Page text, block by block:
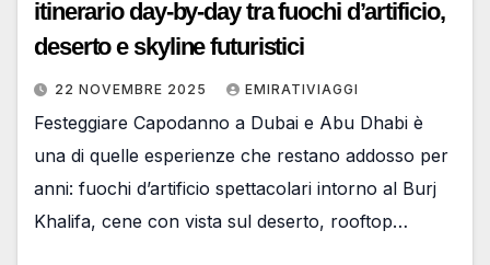
itinerario day-by-day tra fuochi d’artificio,
deserto e skyline futuristici
22 NOVEMBRE 2025 EMIRATIVIAGGI
Festeggiare Capodanno a Dubai e Abu Dhabi è
una di quelle esperienze che restano addosso per
anni: fuochi d’artificio spettacolari intorno al Burj
Khalifa, cene con vista sul deserto, rooftop…